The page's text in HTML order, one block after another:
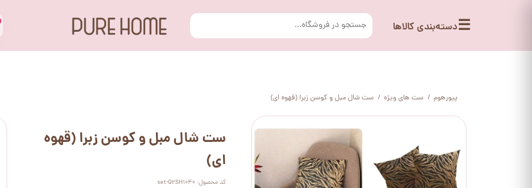
☰دسته‌بندی کالاها
پیورهوم ست های ویژه ست شال مبل و کوسن زبرا (قهوه ای)
ست شال مبل و کوسن زبرا (قهوه
ای)
کد محصول: set-Q2SH1040